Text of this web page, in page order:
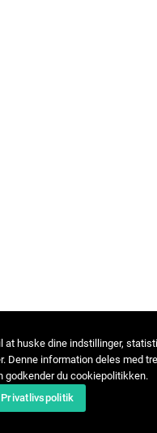
at huske dine indstillinger,
Denne information deles med
godkender du cookiepolitikken.
Privatlivspolitik